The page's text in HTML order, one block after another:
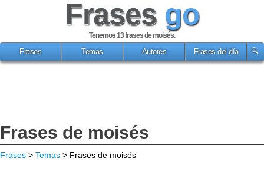
Frases go
Tenemos 13frases de moisés.
Frases
Temas Autores Frases del día
Frases de moisés
Frases > Temas > Frases de moisés